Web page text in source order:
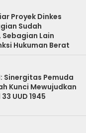
Proyek Dinkes
Sudah
Lain
Hukuman Berat
Sinergitas Pemuda
Kunci Mewujudkan
UUD 1945